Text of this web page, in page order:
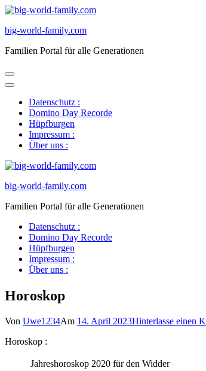
Zum
springen
drücken)
big-world-family.com
Familien Portal für alle Generationen
Datenschutz :
Domino Day Recorde
Hüpfburgen
Impressum :
Über uns :
big-world-family.com
Familien Portal für alle Generationen
Datenschutz :
Domino Day Recorde
Hüpfburgen
Impressum :
Über uns :
Horoskop
Von Uwe1234Am 14. April 2023Hinterlasse einen
Horoskop :
Jahreshoroskop 2020 für den Widder